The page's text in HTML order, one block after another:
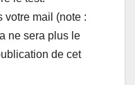
votre mail (note :
ne sera plus le
de cet